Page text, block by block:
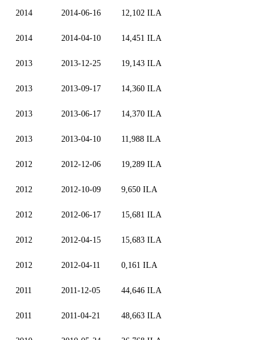
2014 2014-06-16 12,102 ILA
2014 2014-04-10 14,451 ILA
2013 2013-12-25 19,143 ILA
2013 2013-09-17 14,360 ILA
2013 2013-06-17 14,370 ILA
2013 2013-04-10 11,988 ILA
2012 2012-12-06 19,289 ILA
2012 2012-10-09 9,650 ILA
2012 2012-06-17 15,681 ILA
2012 2012-04-15 15,683 ILA
2012 2012-04-11 0,161 ILA
2011 2011-12-05 44,646 ILA
2011 2011-04-21 48,663 ILA